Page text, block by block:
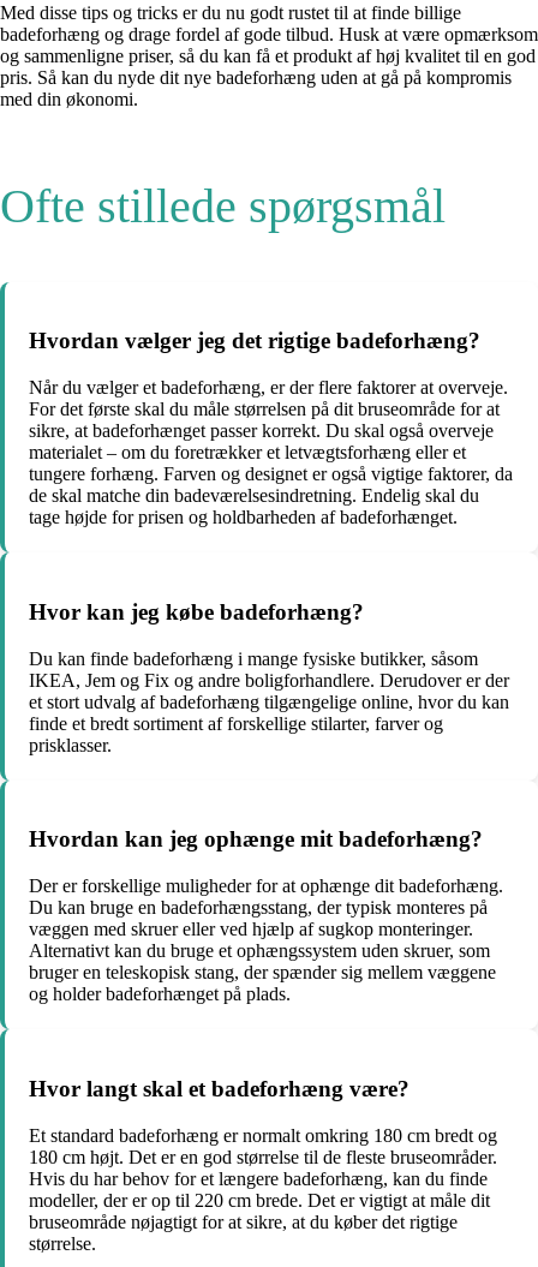
Med disse tips og tricks er du nu godt rustet til at finde billige
badeforhæng og drage fordel af gode tilbud. Husk at være opmærksom
og sammenligne priser, så du kan få et produkt af høj kvalitet til en god
pris. Så kan du nyde dit nye badeforhæng uden at gå på kompromis
med din økonomi.
Ofte stillede spørgsmål
Hvordan vælger jeg det rigtige badeforhæng?
Når du vælger et badeforhæng, er der flere faktorer at overveje.
For det første skal du måle størrelsen på dit bruseområde for at
sikre, at badeforhænget passer korrekt. Du skal også overveje
materialet – om du foretrækker et letvægtsforhæng eller et
tungere forhæng. Farven og designet er også vigtige faktorer, da
de skal matche din badeværelsesindretning. Endelig skal du
tage højde for prisen og holdbarheden af badeforhænget.
Hvor kan jeg købe badeforhæng?
Du kan finde badeforhæng i mange fysiske butikker, såsom
IKEA, Jem og Fix og andre boligforhandlere. Derudover er der
et stort udvalg af badeforhæng tilgængelige online, hvor du kan
finde et bredt sortiment af forskellige stilarter, farver og
prisklasser.
Hvordan kan jeg ophænge mit badeforhæng?
Der er forskellige muligheder for at ophænge dit badeforhæng.
Du kan bruge en badeforhængsstang, der typisk monteres på
væggen med skruer eller ved hjælp af sugkop monteringer.
Alternativt kan du bruge et ophængssystem uden skruer, som
bruger en teleskopisk stang, der spænder sig mellem væggene
og holder badeforhænget på plads.
Hvor langt skal et badeforhæng være?
Et standard badeforhæng er normalt omkring 180 cm bredt og
180 cm højt. Det er en god størrelse til de fleste bruseområder.
Hvis du har behov for et længere badeforhæng, kan du finde
modeller, der er op til 220 cm brede. Det er vigtigt at måle dit
bruseområde nøjagtigt for at sikre, at du køber det rigtige
størrelse.